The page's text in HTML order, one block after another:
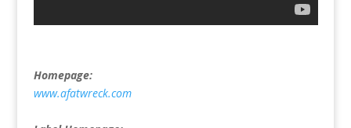
Homepage:
www.afatwreck.com